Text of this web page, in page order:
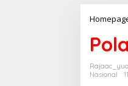
Nasional